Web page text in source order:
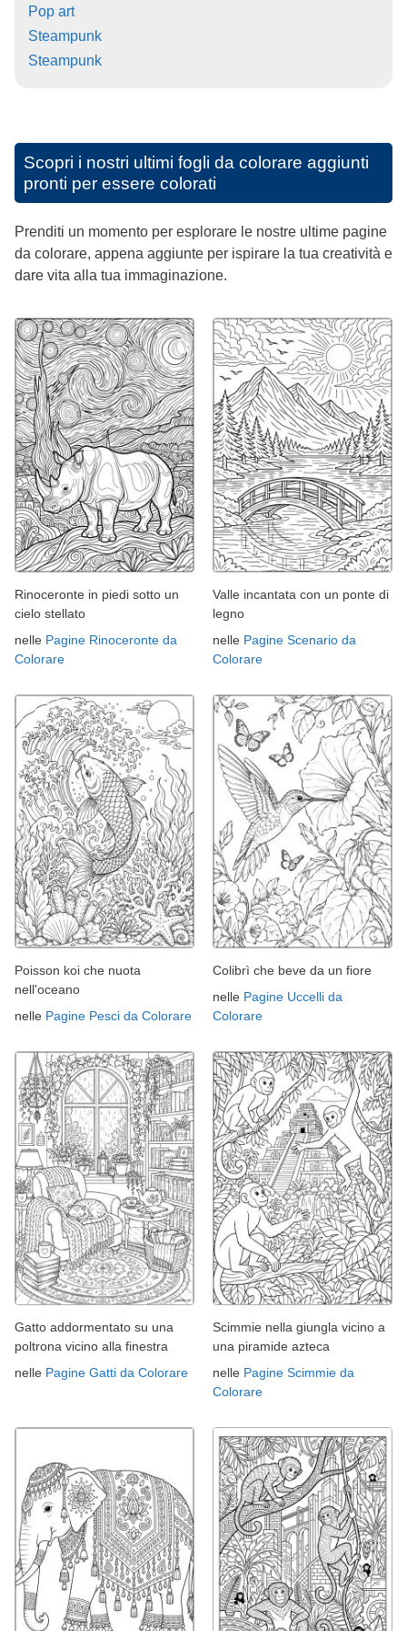
Pop art
Steampunk
Steampunk
Scopri i nostri ultimi fogli da colorare aggiunti
pronti per essere colorati
Prenditi un momento per esplorare le nostre ultime pagine
da colorare, appena aggiunte per ispirare la tua creatività e
dare vita alla tua immaginazione.
Rinoceronte in piedi sotto un
cielo stellato
nelle Pagine Rinoceronte da
Colorare
Valle incantata con un ponte di
legno
nelle Pagine Scenario da
Colorare
Poisson koi che nuota
nell'oceano
nelle Pagine Pesci da Colorare
Colibrì che beve da un fiore
nelle Pagine Uccelli da
Colorare
Gatto addormentato su una
poltrona vicino alla finestra
nelle Pagine Gatti da Colorare
Scimmie nella giungla vicino a
una piramide azteca
nelle Pagine Scimmie da
Colorare